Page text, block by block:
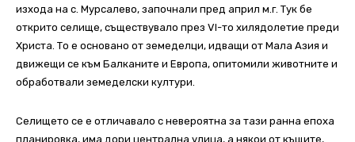
изхода на с. Мурсалево, започнали пред април м.г. Тук бе
открито селище, съществувало през VI-то хилядолетие преди
Христа. То е основано от земеделци, идващи от Мала Азия и
движещи се към Балканите и Европа, опитомили животните и
обработвали земеделски култури.
Селището се е отличавало с невероятна за тази ранна епоха
планировка, има дори централна улица, а някои от къщите,